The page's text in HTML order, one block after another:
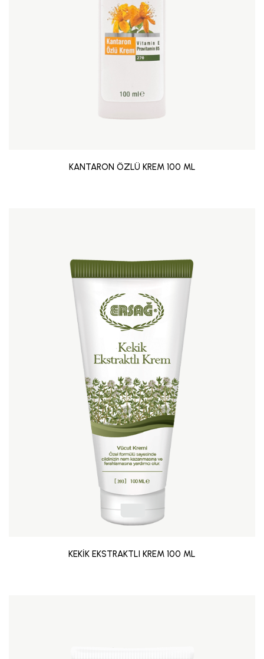
KANTARON ÖZLÜ KREM 100 ML
KEKİK EKSTRAKTLI KREM 100 ML